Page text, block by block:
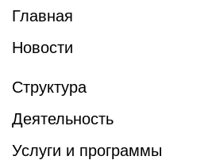
Главная
Новости
Структура
Деятельность
Услуги и программы